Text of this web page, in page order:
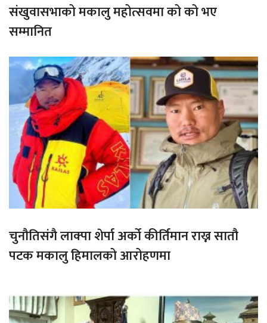
संखुवासभाको मकालु महोत्सवमा को को भए
सम्मानित
चुनौतिसंगै लाक्पा शेर्पा अर्को कीर्तिमान राख्न सातौ
पटक मकालु हिमालको आरोहणमा